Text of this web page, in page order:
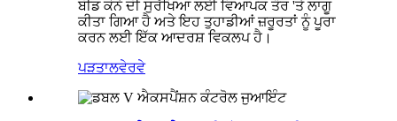
ਬੀਡ ਕੋਨੇ ਦੀ ਸੁਰੱਖਿਆ ਲਈ ਵਿਆਪਕ ਤੌਰ 'ਤੇ ਲਾਗੂ
ਕੀਤਾ ਗਿਆ ਹੈ ਅਤੇ ਇਹ ਤੁਹਾਡੀਆਂ ਜ਼ਰੂਰਤਾਂ ਨੂੰ ਪੂਰਾ
ਕਰਨ ਲਈ ਇੱਕ ਆਦਰਸ਼ ਵਿਕਲਪ ਹੈ।
ਪੜਤਾਲਵੇਰਵੇ